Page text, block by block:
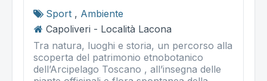
Sport , Ambiente
Capoliveri - Località Lacona
Tra natura, luoghi e storia, un percorso alla
scoperta del patrimonio etnobotanico
dell’Arcipelago Toscano , all’insegna delle